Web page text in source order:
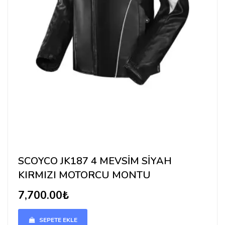
SCOYCO JK187 4 MEVSİM SİYAH
KIRMIZI MOTORCU MONTU
7,700.00₺
SEPETE EKLE